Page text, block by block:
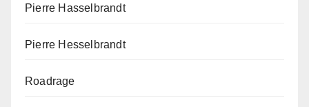
Pierre Hasselbrandt
Pierre Hesselbrandt
Roadrage